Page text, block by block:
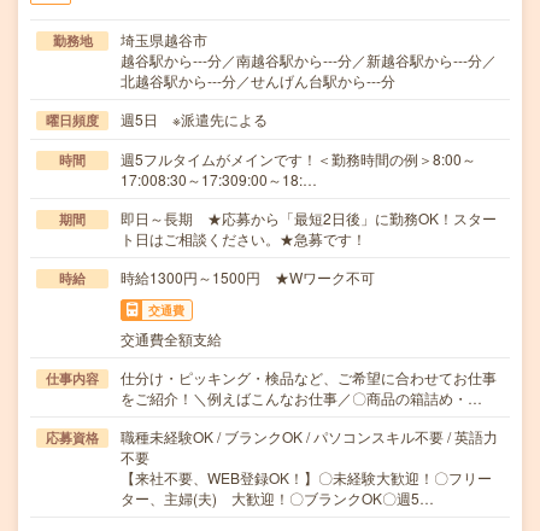
勤務地
埼玉県越谷市
越谷駅から---分／南越谷駅から---分／新越谷駅から---分／
北越谷駅から---分／せんげん台駅から---分
曜日頻度 週5日 ※派遣先による
時間
週5フルタイムがメインです！＜勤務時間の例＞8:00～
17:008:30～17:309:00～18:…
期間
即日～長期 ★応募から「最短2日後」に勤務OK！スター
ト日はご相談ください。★急募です！
時給 時給1300円～1500円 ★Wワーク不可
交通費
交通費全額支給
仕事内容
仕分け・ピッキング・検品など、ご希望に合わせてお仕事
をご紹介！＼例えばこんなお仕事／〇商品の箱詰め・…
応募資格
職種未経験OK / ブランクOK / パソコンスキル不要 / 英語力
不要
【来社不要、WEB登録OK！】〇未経験大歓迎！〇フリー
ター、主婦(夫) 大歓迎！〇ブランクOK〇週5…